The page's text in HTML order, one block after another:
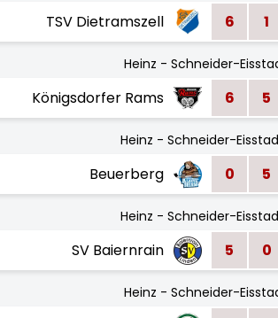
TSV Dietramszell 6 1
Heinz - Schneider-
Königsdorfer Rams 6 5
Heinz - Schneider-
Beuerberg 0 5
Heinz - Schneider-
SV Baiernrain 5 0
Heinz - Schneider-